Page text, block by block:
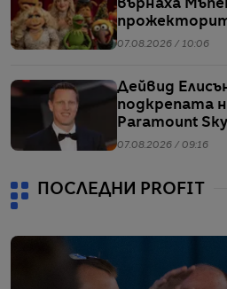
върнаха
07.08.2026 / 10:06
Дейвид
подкрепата
Paramount
WBD
07.08.2026 / 09:16
ПОСЛЕДНИ PROFIT